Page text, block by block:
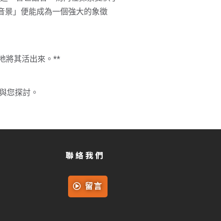
景」便能成為一個強大的象徵
將其活出來。**
您探討。
聯絡我們
留言